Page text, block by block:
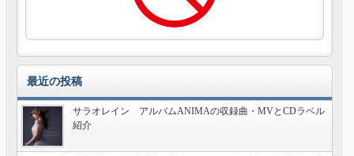
最近の投稿
サラオレイン アルバムANIMAの収録曲・MVとCDラベル
紹介